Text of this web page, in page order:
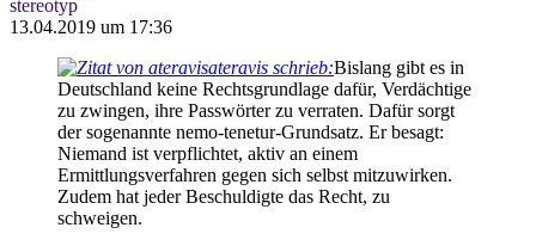
stereotyp
13.04.2019 um 17:36
ateravis schrieb:Bislang gibt es in
Deutschland keine Rechtsgrundlage dafür, Verdächtige
zu zwingen, ihre Passwörter zu verraten. Dafür sorgt
der sogenannte nemo-tenetur-Grundsatz. Er besagt:
Niemand ist verpflichtet, aktiv an einem
Ermittlungsverfahren gegen sich selbst mitzuwirken.
Zudem hat jeder Beschuldigte das Recht, zu
schweigen.